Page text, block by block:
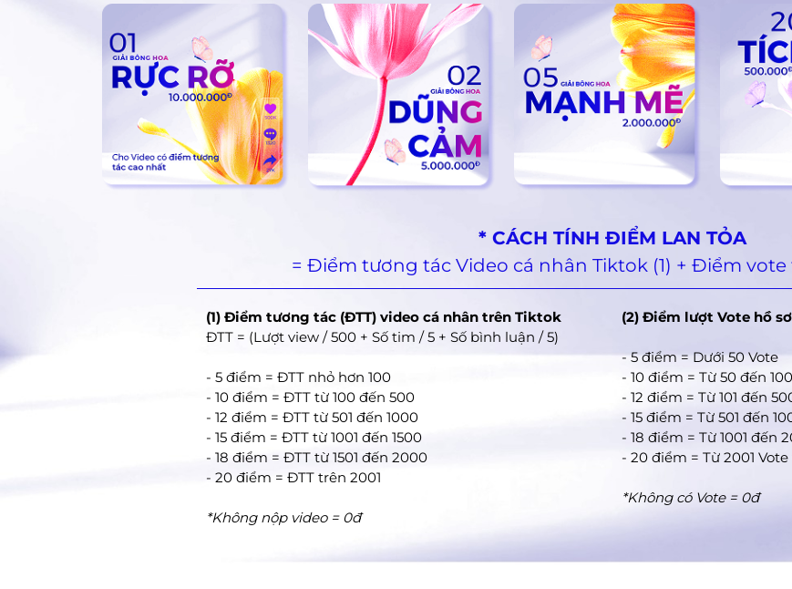
* CÁCH TÍNH ĐIỂM LAN TỎA
= Điểm tương tác Video cá nhân Tiktok (1) + Điểm vote
(1) Điểm tương tác (ĐTT) video cá nhân trên Tiktok
ĐTT = (Lượt view / 500 + Số tim / 5 + Số bình luận / 5)
- 5 điểm = ĐTT nhỏ hơn 100
- 10 điểm = ĐTT từ 100 đến 500
- 12 điểm = ĐTT từ 501 đến 1000
- 15 điểm = ĐTT từ 1001 đến 1500
- 18 điểm = ĐTT từ 1501 đến 2000
- 20 điểm = ĐTT trên 2001
*Không nộp video = 0đ
(2) Điểm lượt Vote hồ
- 5 điểm = Dưới 50 Vote
- 10 điểm = Từ 50 đến
- 12 điểm = Từ 101 đến
- 15 điểm = Từ 501 đến
- 18 điểm = Từ 1001 đến
- 20 điểm = Từ 2001
*Không có Vote = 0đ